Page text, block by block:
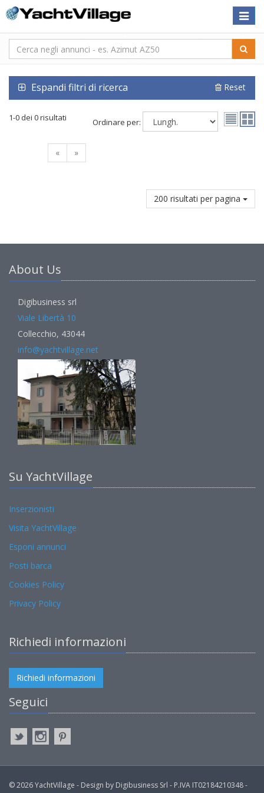
Toggle
Espandi filtri di ricerca Reset
1-0 dei 0 risultati Ordinare per:
« »
200 risultati per pagina
About Us
Digibusiness srl
Viale Libertà 10
Collecchio, 43044
info@yachtvillage.net
Su YachtVillage
Inserzionisti
Visita YachtVillage
Esponi annunci
Posti barca
Cookies Policy
Privacy Policy
Richiedi informazioni
Richiedi informazioni
Seguici
© 2026 YachtVillage - Design by Digibusiness Srl - P.IVA IT02184210348 -